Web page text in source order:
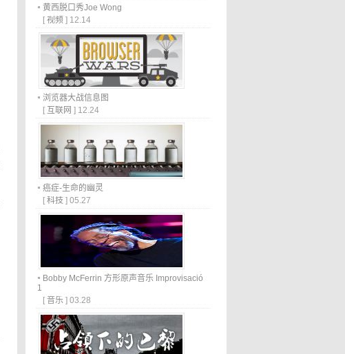
黄西脱口秀Joe Wong
[ 视频 ] 12.14
浏览器大战信息图
[ 互联网 ] 12.24
癌症-生命的幽灵
[ 科技 ] 05.27
Bobby McFerrin 方形原声音乐 Improvisació
1
[ 音乐 ] 03.28